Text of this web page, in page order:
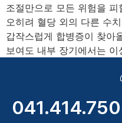
조절만으로 모든 위험을
오히려 혈당 외의 다른 수
갑작스럽게 합병증이 찾아
보여도 내부 장기에서는